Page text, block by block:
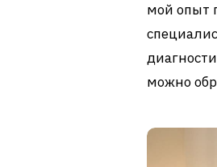
мой опыт
можно